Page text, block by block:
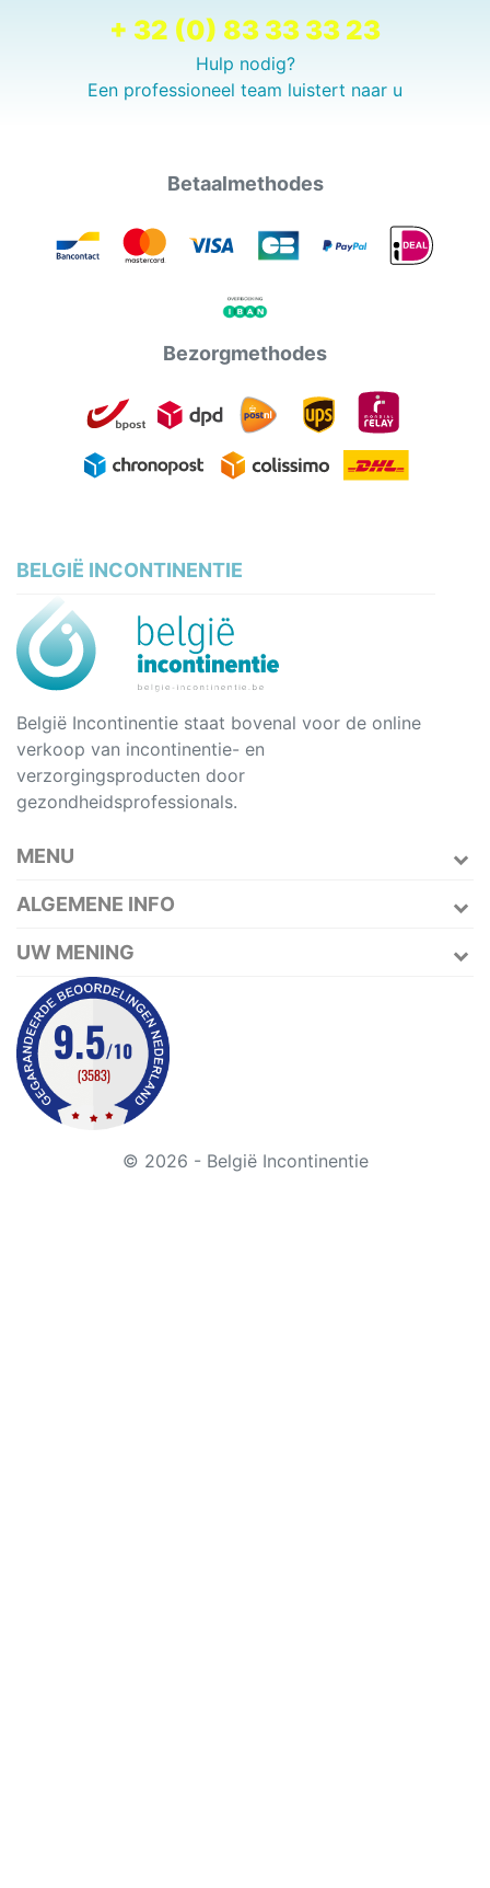
+ 32 (0) 83 33 33 23
Hulp nodig?
Een professioneel team luistert naar u
Betaalmethodes
Bezorgmethodes
BELGIË INCONTINENTIE
België Incontinentie staat bovenal voor de online
verkoop van incontinentie- en
verzorgingsproducten door
gezondheidsprofessionals.
MENU
ALGEMENE INFO
UW MENING
© 2026 - België Incontinentie